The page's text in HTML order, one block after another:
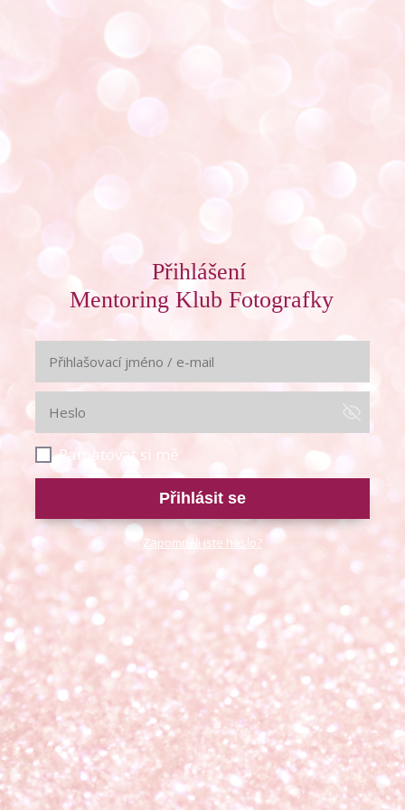
Přihlášení
Mentoring Klub Fotografky
Pamatovat si mě
Přihlásit se
Zapomněli jste heslo?